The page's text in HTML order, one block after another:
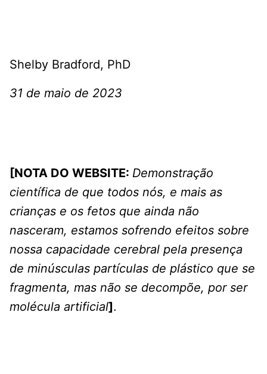
Shelby Bradford, PhD
31 de maio de 2023
[NOTA DO WEBSITE: Demonstração
científica de que todos nós, e mais as
crianças e os fetos que ainda não
nasceram, estamos sofrendo efeitos sobre
nossa capacidade cerebral pela presença
de minúsculas partículas de plástico que se
fragmenta, mas não se decompõe, por ser
molécula artificial].